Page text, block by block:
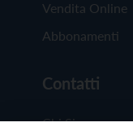
Vendita Online
Abbonamenti
Contatti
Chi Siamo